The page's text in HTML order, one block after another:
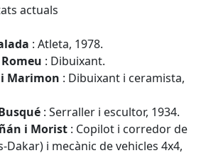
actuals
: Atleta, 1978.
: Dibuixant.
Marimon : Dibuixant i ceramista,
: Serraller i escultor, 1934.
i Morist : Copilot i corredor de
Dakar) i mecànic de vehicles 4x4,